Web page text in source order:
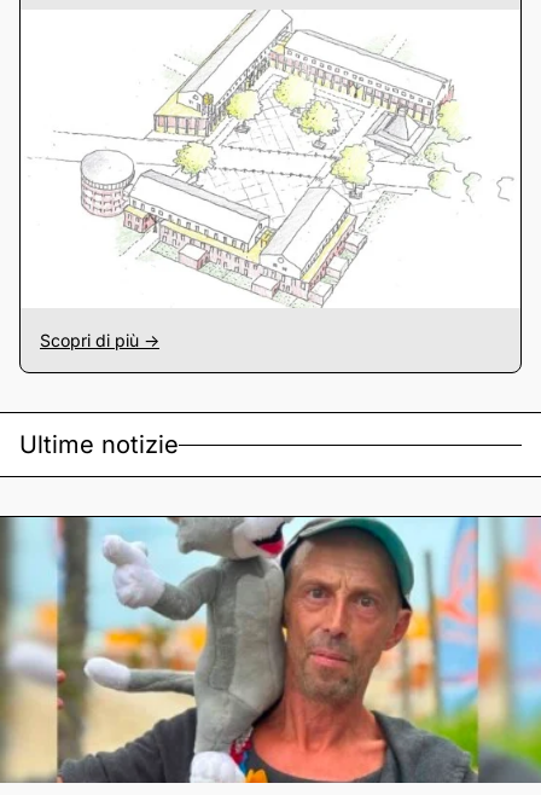
Scopri di più ->
Ultime notizie